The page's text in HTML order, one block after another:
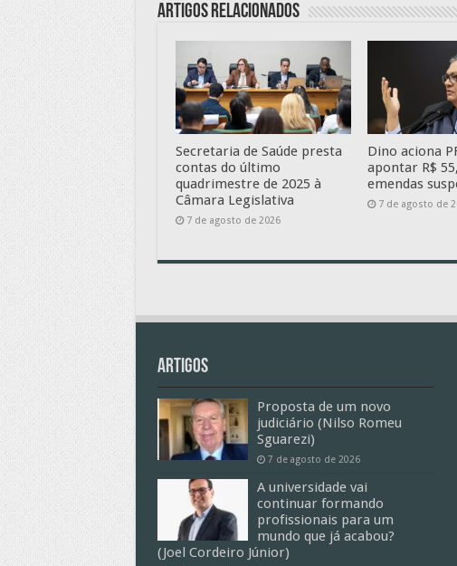
Artigos relacionados
Secretaria de Saúde presta
contas do último
quadrimestre de 2025 à
Câmara Legislativa
7 de agosto de 2026
Dino aciona
apontar R$
emendas
7 de agosto de
Artigos
Proposta de um novo
judiciário (Nilso Romeu
Sguarezi)
7 de agosto de 2026
A universidade vai
continuar formando
profissionais para um
mundo que já acabou?
(Joel Cordeiro Júnior)